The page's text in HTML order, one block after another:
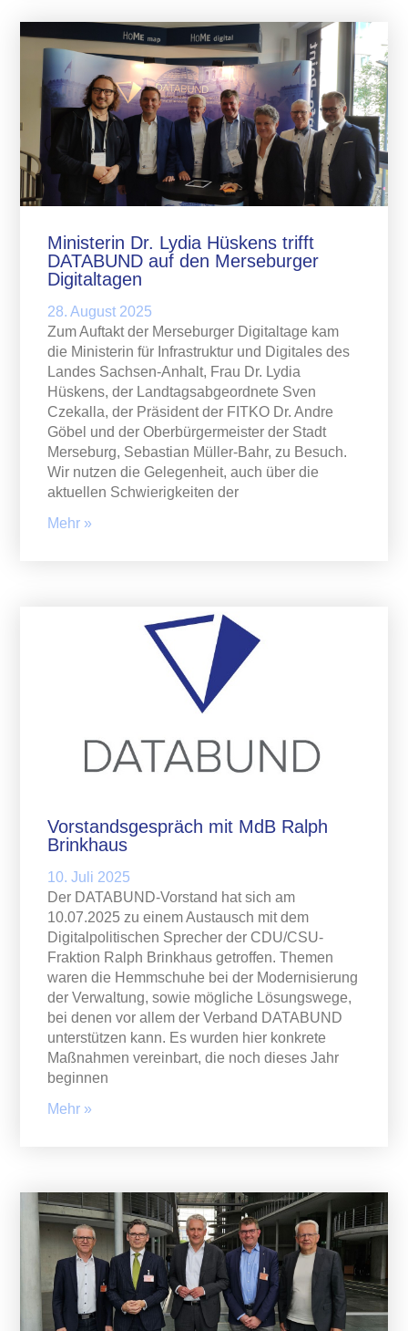
Ministerin Dr. Lydia Hüskens trifft
DATABUND auf den Merseburger
Digitaltagen
28. August 2025
Zum Auftakt der Merseburger Digitaltage kam
die Ministerin für Infrastruktur und Digitales des
Landes Sachsen-Anhalt, Frau Dr. Lydia
Hüskens, der Landtagsabgeordnete Sven
Czekalla, der Präsident der FITKO Dr. Andre
Göbel und der Oberbürgermeister der Stadt
Merseburg, Sebastian Müller-Bahr, zu Besuch.
Wir nutzen die Gelegenheit, auch über die
aktuellen Schwierigkeiten der
Mehr »
Vorstandsgespräch mit MdB Ralph
Brinkhaus
10. Juli 2025
Der DATABUND-Vorstand hat sich am
10.07.2025 zu einem Austausch mit dem
Digitalpolitischen Sprecher der CDU/CSU-
Fraktion Ralph Brinkhaus getroffen. Themen
waren die Hemmschuhe bei der Modernisierung
der Verwaltung, sowie mögliche Lösungswege,
bei denen vor allem der Verband DATABUND
unterstützen kann. Es wurden hier konkrete
Maßnahmen vereinbart, die noch dieses Jahr
beginnen
Mehr »